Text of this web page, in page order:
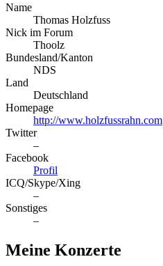
Name
Thomas Holzfuss
Nick im Forum
Thoolz
Bundesland/Kanton
NDS
Land
Deutschland
Homepage
http://www.holzfussrahn.com
Twitter
–
Facebook
Profil
ICQ/Skype/Xing
–
Sonstiges
–
Meine Konzerte